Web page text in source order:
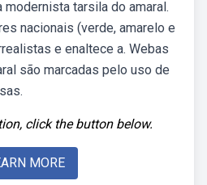
tarsila do amaral.
nacionais (verde, amarelo e
e enaltece a. Webas
são marcadas pelo uso de
click the button below.
MORE